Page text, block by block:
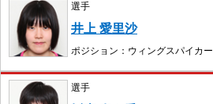
選手
井上 愛里沙
ポジション：ウィングスパイカー
選手